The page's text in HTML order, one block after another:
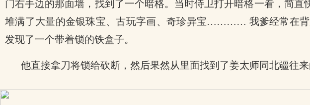
门右手边的那面墙，找到了一个暗格。当时侍卫打开暗格一看，简
堆满了大量的金银珠宝、古玩字画、奇珍异宝………… 我爹经常在背
发现了一个带着锁的铁盒子。
他直接拿刀将锁给砍断，然后果然从里面找到了姜太师同北疆往
x